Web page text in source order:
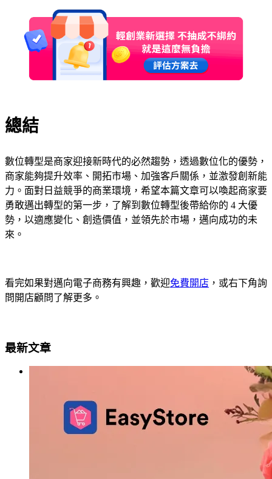
總結
數位轉型是商家迎接新時代的必然趨勢，透過數位化的優勢，
商家能夠提升效率、開拓市場、加強客戶關係，並激發創新能
力。面對日益競爭的商業環境，希望本篇文章可以喚起商家要
勇敢邁出轉型的第一步，了解到數位轉型後帶給你的 4 大優
勢，以適應變化、創造價值，並領先於市場，邁向成功的未
來。
看完如果對邁向電子商務有興趣，歡迎免費開店 ，或右下角詢
問開店顧問了解更多。
最新文章